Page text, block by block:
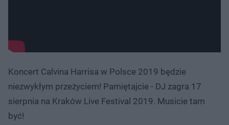
Koncert Calvina Harrisa w Polsce 2019 będzie
niezwykłym przeżyciem! Pamiętajcie - DJ zagra 17
sierpnia na Kraków Live Festival 2019. Musicie tam
być!